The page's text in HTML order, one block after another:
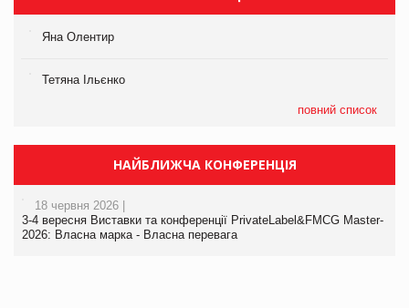
Яна Олентир
Тетяна Ільєнко
повний список
НАЙБЛИЖЧА КОНФЕРЕНЦІЯ
18 червня 2026 |
3-4 вересня Виставки та конференції PrivateLabel&FMCG Master-
2026: Власна марка - Власна перевага